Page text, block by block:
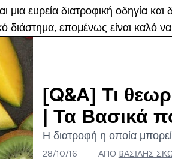
ευρεία διατροφική οδηγία και
διάστημα, επομένως είναι καλό
[Q&A] Τι
| Τα Βασικά
Η διατροφή η οποία
28/10/16 ΑΠΌ BΑΣΊΛΗΣ